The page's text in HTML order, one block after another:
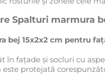
Spalturi marmura
bej 15x2x2 cm pentru
în fațade și socluri cu
protejată